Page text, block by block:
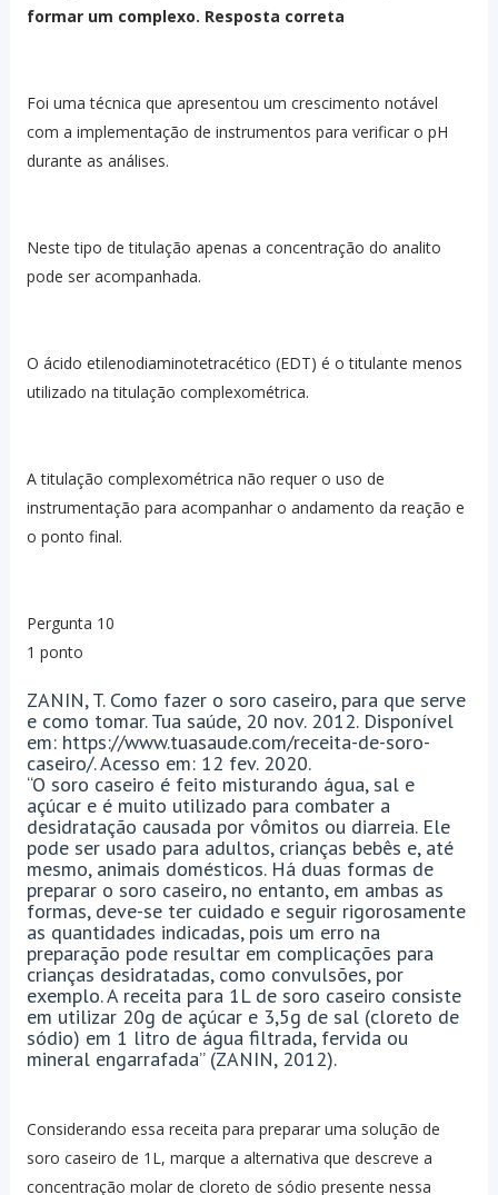
formar um complexo. Resposta correta
Foi uma técnica que apresentou um crescimento notável
com a implementação de instrumentos para verificar o pH
durante as análises.
Neste tipo de titulação apenas a concentração do analito
pode ser acompanhada.
O ácido etilenodiaminotetracético (EDT) é o titulante menos
utilizado na titulação complexométrica.
A titulação complexométrica não requer o uso de
instrumentação para acompanhar o andamento da reação e
o ponto final.
Pergunta 10
1 ponto
ZANIN, T. Como fazer o soro caseiro, para que serve
e como tomar. Tua saúde, 20 nov. 2012. Disponível
em: https://www.tuasaude.com/receita-de-soro-
caseiro/. Acesso em: 12 fev. 2020.
“O soro caseiro é feito misturando água, sal e
açúcar e é muito utilizado para combater a
desidratação causada por vômitos ou diarreia. Ele
pode ser usado para adultos, crianças bebês e, até
mesmo, animais domésticos. Há duas formas de
preparar o soro caseiro, no entanto, em ambas as
formas, deve-se ter cuidado e seguir rigorosamente
as quantidades indicadas, pois um erro na
preparação pode resultar em complicações para
crianças desidratadas, como convulsões, por
exemplo. A receita para 1L de soro caseiro consiste
em utilizar 20g de açúcar e 3,5g de sal (cloreto de
sódio) em 1 litro de água filtrada, fervida ou
mineral engarrafada” (ZANIN, 2012).
Considerando essa receita para preparar uma solução de
soro caseiro de 1L, marque a alternativa que descreve a
concentração molar de cloreto de sódio presente nessa